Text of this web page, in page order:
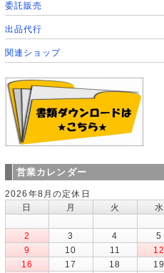
委託販売
出品代行
関連ショップ
営業カレンダー
2026年8月の定休日
日
月 火 水
2
3 4 5
9
10 11 12
16
17 18 19